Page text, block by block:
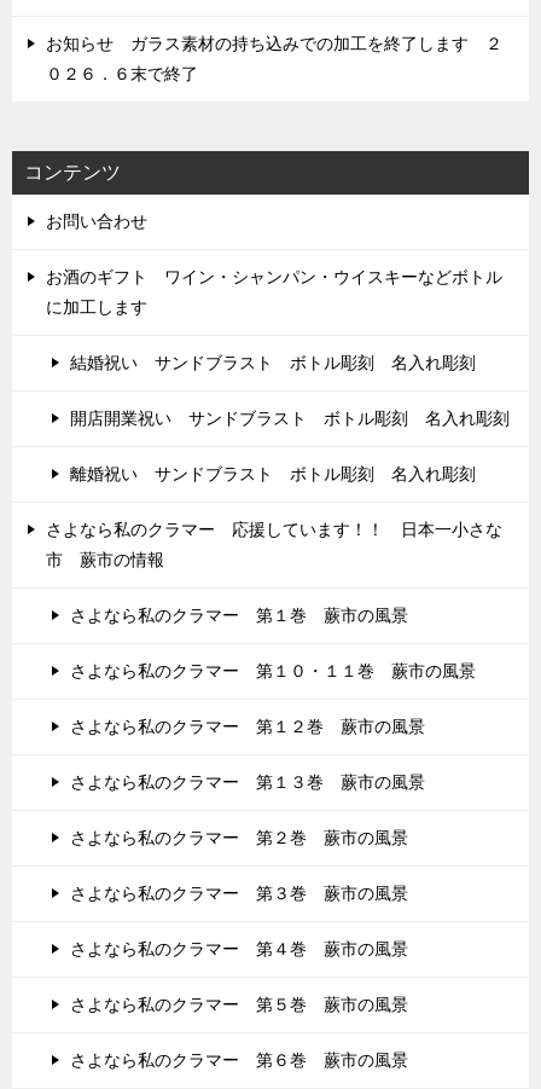
お知らせ ガラス素材の持ち込みでの加工を終了します ２
０２６．６末で終了
コンテンツ
お問い合わせ
お酒のギフト ワイン・シャンパン・ウイスキーなどボトル
に加工します
結婚祝い サンドブラスト ボトル彫刻 名入れ彫刻
開店開業祝い サンドブラスト ボトル彫刻 名入れ彫刻
離婚祝い サンドブラスト ボトル彫刻 名入れ彫刻
さよなら私のクラマー 応援しています！！ 日本一小さな
市 蕨市の情報
さよなら私のクラマー 第１巻 蕨市の風景
さよなら私のクラマー 第１０・１１巻 蕨市の風景
さよなら私のクラマー 第１２巻 蕨市の風景
さよなら私のクラマー 第１３巻 蕨市の風景
さよなら私のクラマー 第２巻 蕨市の風景
さよなら私のクラマー 第３巻 蕨市の風景
さよなら私のクラマー 第４巻 蕨市の風景
さよなら私のクラマー 第５巻 蕨市の風景
さよなら私のクラマー 第６巻 蕨市の風景